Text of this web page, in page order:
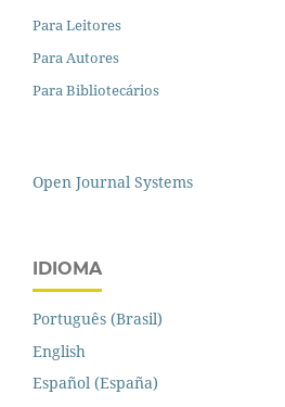
Para Leitores
Para Autores
Para Bibliotecários
Open Journal Systems
IDIOMA
Português (Brasil)
English
Español (España)